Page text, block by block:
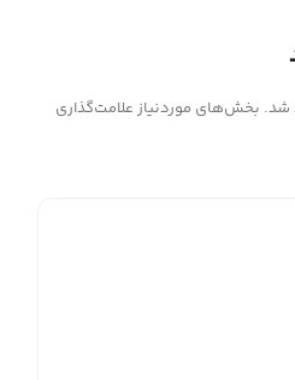
شد. بخش‌های موردنیاز علامت‌گذاری